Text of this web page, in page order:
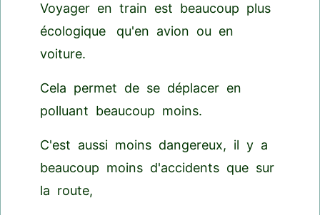
Voyager en train est beaucoup plus
écologique qu'en avion ou en
voiture.
Cela permet de se déplacer en
polluant beaucoup moins.
C'est aussi moins dangereux, il y a
beaucoup moins d'accidents que sur
la route,